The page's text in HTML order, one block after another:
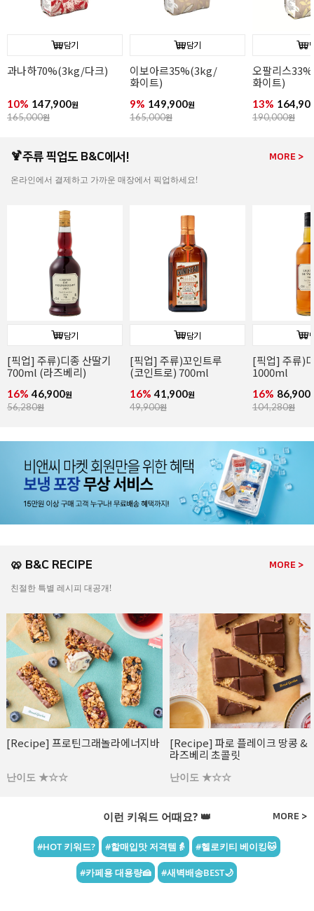
담기
과나하70%(3kg/다크)
10% 147,900원
165,000원
담기
이보아르35%(3kg/
화이트)
9% 149,900원
165,000원
오팔리스
화이트)
13%
190,000원
🍹주류 픽업도 B&C에서! MORE >
온라인에서 결제하고 가까운 매장에서 픽업하세요!
담기
[픽업] 주류)디종 산딸기
700ml (라즈베리)
16% 46,900원
56,280원
담기
[픽업] 주류)꼬인트루
(코인트로) 700ml
16% 41,900원
49,900원
[픽업] 주류)
1000ml
16% 86,900
104,280원
🥨 B&C RECIPE MORE >
친절한 특별 레시피 대공개!
[Recipe] 프로틴그래놀라에너지바
난이도 ★☆☆
[Recipe] 파로 플레이크 땅콩 &
라즈베리 초콜릿
난이도 ★☆☆
이런 키워드 어때요? 👑 MORE >
#HOT 키워드? #할매입맛 저격템👵 #헬로키티 베이킹🐱
#카페용 대용량🍰 #새벽배송BEST🌙